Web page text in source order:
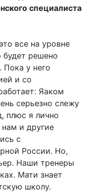
специалиста
все на уровне
будет решено
Пока у него
и со
Яаком
серьезно слежу
плюс я лично
и другие
с
России. Но,
Наши тренеры
Мати знает
школу.